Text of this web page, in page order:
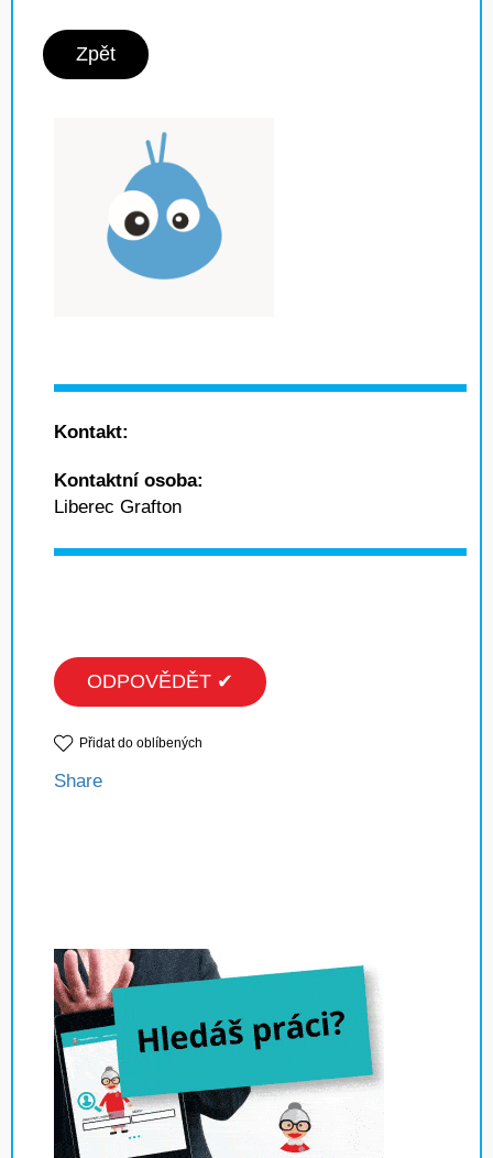
Zpět
Kontakt:
Kontaktní osoba:
Liberec Grafton
ODPOVĚDĚT ✔
Přidat do oblíbených
Share